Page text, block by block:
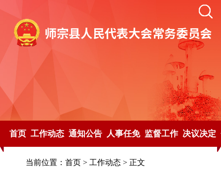
首页 工作动态 通知公告 人事任免 监督工作 决议决定
当前位置： 首页 > 工作动态 > 正文